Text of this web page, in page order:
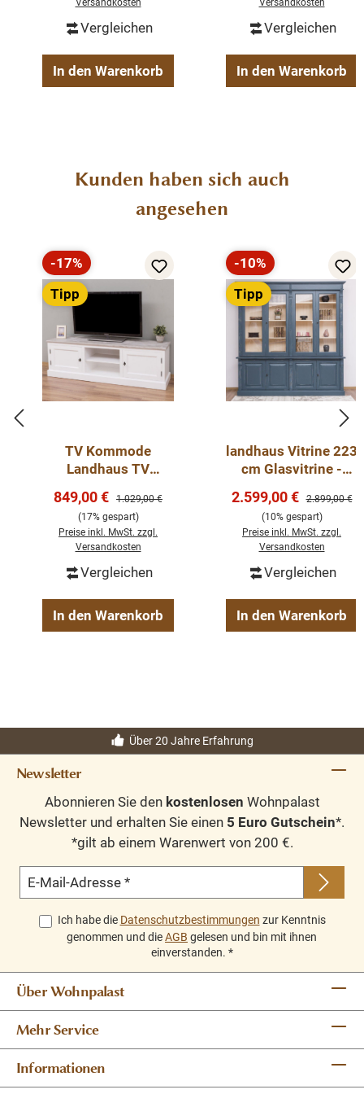
Massivholz
fertig montiert
2-teilig
Versandkosten
Vergleichen
In den Warenkorb
Versandkosten
Vergleichen
In den Warenkorb
Produktgalerie überspringen
Kunden haben sich auch
angesehen
Rabatt
-17%
Tipp
TV Kommode
Landhaus TV
Verkaufspreis:
849,00 € Regulärer Preis:
1.029,00 €
(17% gespart)
Preise inkl. MwSt. zzgl.
Versandkosten
Vergleichen
In den Warenkorb
Rabatt
-10%
Tipp
landhaus Vitrine 223
cm Glasvitrine -
Verkaufspreis:
2.599,00 € Regulärer
2.899,00 €
(10% gespart)
Preise inkl. MwSt. zzgl.
Versandkosten
Vergleichen
In den Warenkorb
Über 20 Jahre Erfahrung
Newsletter
Abonnieren Sie den kostenlosen Wohnpalast
Newsletter und erhalten Sie einen 5 Euro Gutschein*.
*gilt ab einem Warenwert von 200 €.
E-Mail-Adresse *
Ich habe die Datenschutzbestimmungen zur Kenntnis
genommen und dieAGB gelesen und bin mit ihnen
einverstanden. *
Über Wohnpalast
Mehr Service
Informationen